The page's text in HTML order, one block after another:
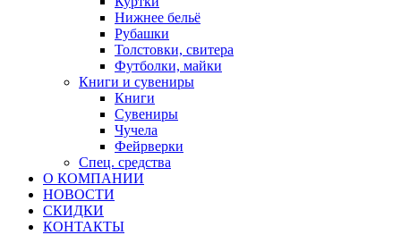
Нижнее бельё
Рубашки
Толстовки, свитера
Футболки, майки
Книги и сувениры
Книги
Сувениры
Чучела
Фейрверки
Спец. средства
О КОМПАНИИ
НОВОСТИ
СКИДКИ
КОНТАКТЫ